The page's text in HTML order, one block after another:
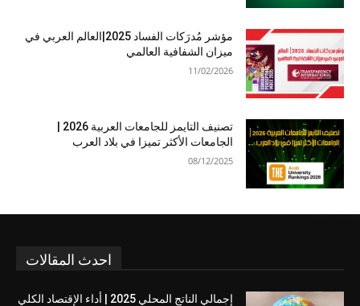
مؤشر مُدرَكات الفساد 2025|العالم العربي في
ميزان الشفافية العالمي
11/02/2026
الجامعات الأكثر تميزا في بلاد العرب
08/12/2025
احدث المقالات
إجمالي الناتج المحلي 2025 | أداء الإقتصاد الكلي